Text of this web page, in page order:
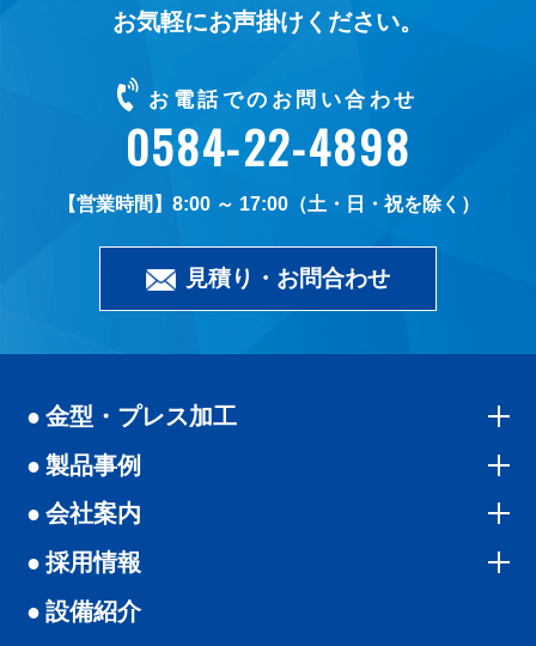
お気軽にお声掛けください。
お電話でのお問い合わせ
0584-22-4898
8:00 ～ 17:00（土・日・祝を除く）
見積り・お問合わせ
金型・プレス加工
製品事例
会社案内
採用情報
設備紹介